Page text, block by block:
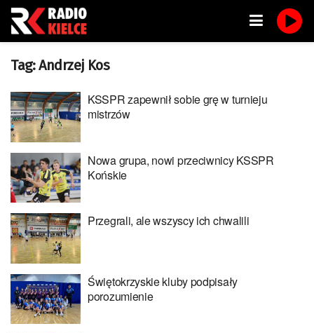
Tag:Andrzej Kos
KSSPR zapewnił sobie grę w turnieju
mistrzów
Nowa grupa, nowi przeciwnicy KSSPR
Końskie
Przegrali, ale wszyscy ich chwalili
Świętokrzyskie kluby podpisały
porozumienie